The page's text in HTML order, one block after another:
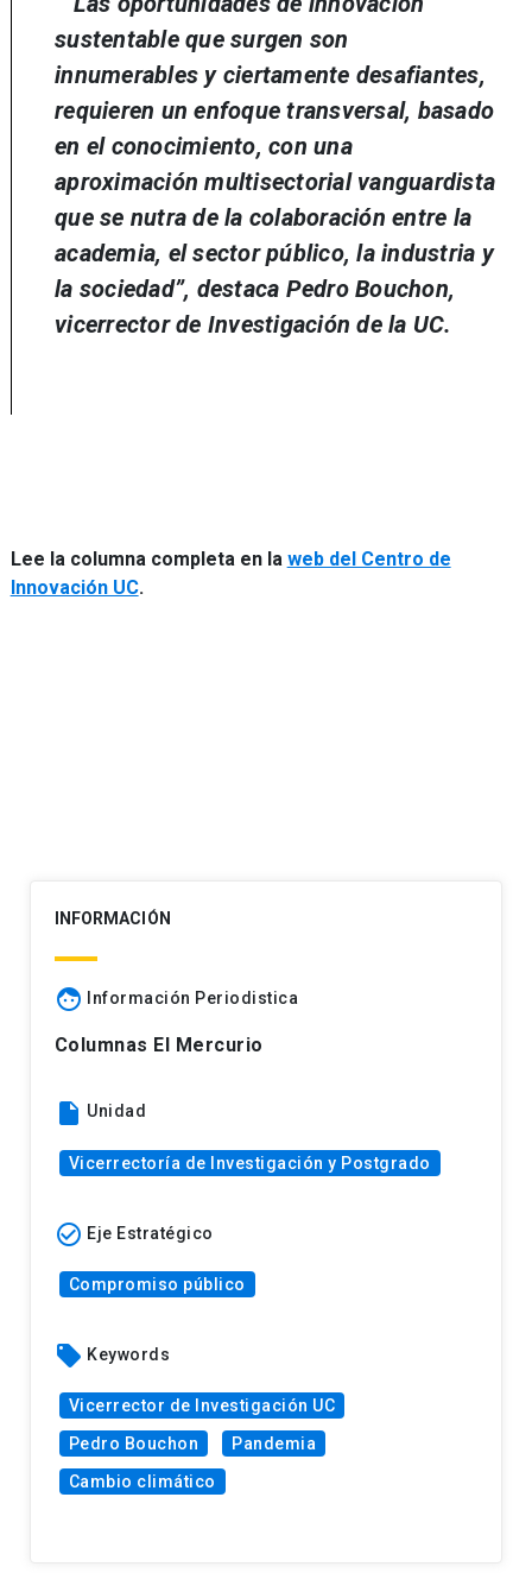
sustentable que surgen son
innumerables y ciertamente desafiantes,
requieren un enfoque transversal, basado
en el conocimiento, con una
aproximación multisectorial vanguardista
que se nutra de la colaboración entre la
academia, el sector público, la industria y
la sociedad”, destaca Pedro Bouchon,
vicerrector de Investigación de la UC.
Lee la columna completa en la web del Centro de
Innovación UC.
INFORMACIÓN
face Información Periodistica
Columnas El Mercurio
insert_drive_file Unidad
Vicerrectoría de Investigación y Postgrado
check_circle_outline Eje Estratégico
Compromiso público
local_offer Keywords
Vicerrector de Investigación UC
Pedro Bouchon
Pandemia
Cambio climático